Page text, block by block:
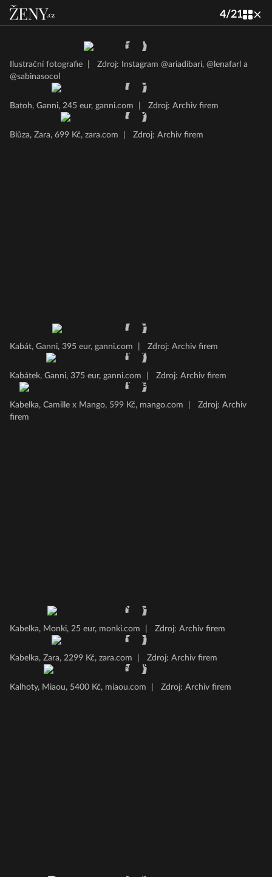
4/21
Ilustrační fotografie
Zdroj: Instagram @ariadibari, @lenafarl a
@sabinasocol
Batoh, Ganni, 245 eur, ganni.com Zdroj: Archiv firem
Blůza, Zara, 699 Kč, zara.com Zdroj: Archiv firem
Kabát, Ganni, 395 eur, ganni.com Zdroj: Archiv firem
Kabátek, Ganni, 375 eur, ganni.com Zdroj: Archiv firem
Kabelka, Camille x Mango, 599 Kč, mango.com
Zdroj: Archiv
firem
Kabelka, Monki, 25 eur, monki.com Zdroj: Archiv firem
Kabelka, Zara, 2299 Kč, zara.com Zdroj: Archiv firem
Kalhoty, Miaou, 5400 Kč, miaou.com Zdroj: Archiv firem